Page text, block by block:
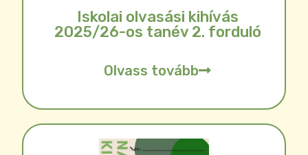
Iskolai olvasási kihívás
2025/26-os tanév 2. forduló
Olvass tovább